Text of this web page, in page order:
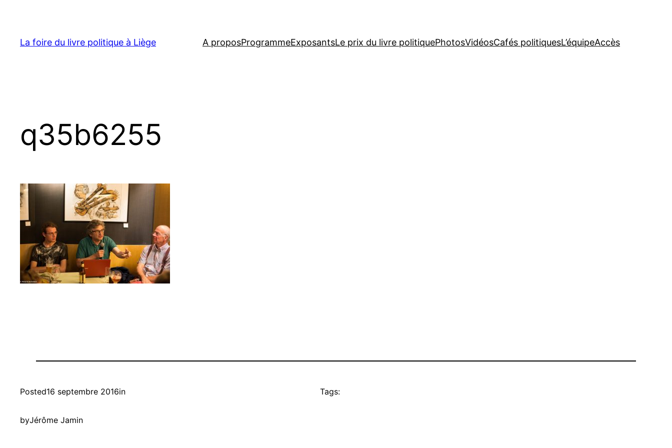
contenu
La foire du livre politique à Liège A proposProgrammeExposantsLe prix du livre politiquePhotosVidéosCafés politiquesL’équipeAccès
q35b6255
Posted16 septembre 2016in
byJérôme Jamin
Tags: